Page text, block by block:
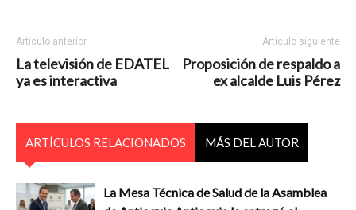
Artículo anterior
La televisión de EDATEL
ya es interactiva
Artículo siguiente
Proposición de respaldo a
ex alcalde Luis Pérez
ARTÍCULOS RELACIONADOS MÁS DEL AUTOR
La Mesa Técnica de Salud de la Asamblea